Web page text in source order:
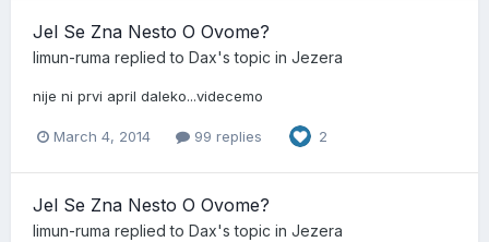
Jel Se Zna Nesto O Ovome?
limun-ruma replied to Dax's topic in Jezera
nije ni prvi april daleko...videcemo
March 4, 2014 99 replies 2
Jel Se Zna Nesto O Ovome?
limun-ruma replied to Dax's topic in Jezera